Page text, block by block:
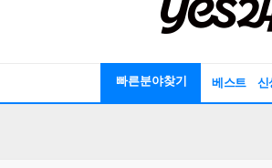
빠른분야찾기 베스트 신